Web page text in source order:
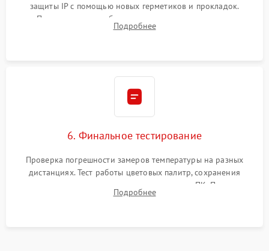
защиты IP с помощью новых герметиков и прокладок.
Программная калибровка матрицы по эталонному
абсолютно черному телу для точного измерения температур.
Подробнее
6. Финальное тестирование
Проверка погрешности замеров температуры на разных
дистанциях. Тест работы цветовых палитр, сохранения
термограмм в память и передачи данных на ПК. Проверка
автономности работы и итоговый контроль качества.
Подробнее